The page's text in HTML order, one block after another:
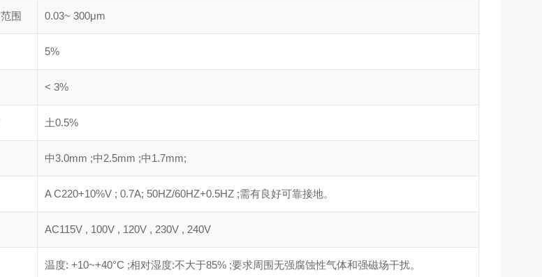
围 0.03~ 300μm
5%
< 3%
土0.5%
中3.0mm ;中2.5mm ;中1.7mm;
A C220+10%V ; 0.7A; 50HZ/60HZ+0.5HZ ;需有良好可靠接地。
AC115V , 100V , 120V , 230V , 240V
温度: +10~+40°C ;相对湿度:不大于85% ;要求周围无强腐蚀性气体和强磁场干扰。